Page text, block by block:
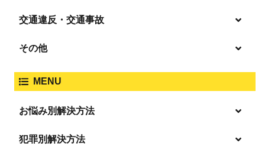
逮捕・監禁
盗撮・のぞき
強姦・準強姦
詐欺
恐喝
交通違反・交通事故
ひき逃げ・当て逃げ
その他
商標法違反
MENU
お悩み別解決方法
「逮捕」について適切に知ることで不安や悩みを解消する
犯罪別解決方法